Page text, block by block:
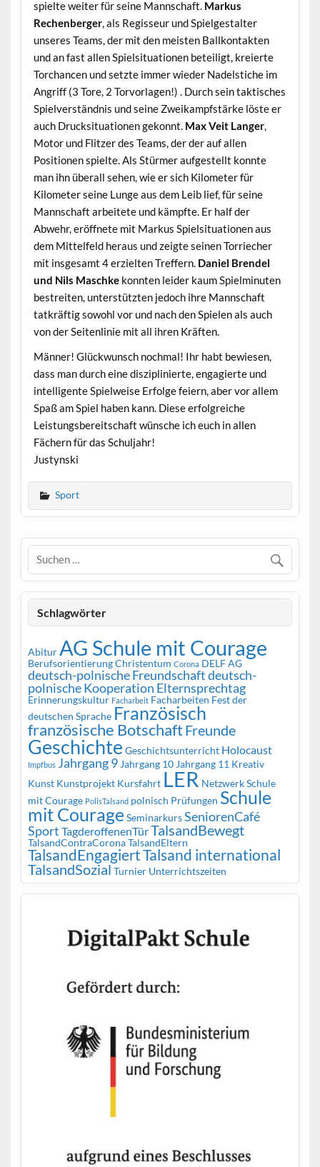
spielte weiter für seine Mannschaft. Markus
Rechenberger, als Regisseur und Spielgestalter
unseres Teams, der mit den meisten Ballkontakten
und an fast allen Spielsituationen beteiligt, kreierte
Torchancen und setzte immer wieder Nadelstiche im
Angriff (3 Tore, 2 Torvorlagen!) . Durch sein taktisches
Spielverständnis und seine Zweikampfstärke löste er
auch Drucksituationen gekonnt. Max Veit Langer,
Motor und Flitzer des Teams, der der auf allen
Positionen spielte. Als Stürmer aufgestellt konnte
man ihn überall sehen, wie er sich Kilometer für
Kilometer seine Lunge aus dem Leib lief, für seine
Mannschaft arbeitete und kämpfte. Er half der
Abwehr, eröffnete mit Markus Spielsituationen aus
dem Mittelfeld heraus und zeigte seinen Torriecher
mit insgesamt 4 erzielten Treffern. Daniel Brendel
und Nils Maschkekonnten leider kaum Spielminuten
bestreiten, unterstützten jedoch ihre Mannschaft
tatkräftig sowohl vor und nach den Spielen als auch
von der Seitenlinie mit all ihren Kräften.
Männer! Glückwunsch nochmal! Ihr habt bewiesen,
dass man durch eine disziplinierte, engagierte und
intelligente Spielweise Erfolge feiern, aber vor allem
Spaß am Spiel haben kann. Diese erfolgreiche
Leistungsbereitschaft wünsche ich euch in allen
Fächern für das Schuljahr!
Justynski
Sport
Schlagwörter
AbiturAG Schule mit Courage
BerufsorientierungChristentum Corona DELF AG
deutsch-polnische Freundschaftdeutsch-
polnische Kooperation Elternsprechtag
Erinnerungskultur Facharbeit Facharbeiten Fest der
deutschen Sprache Französisch
französische BotschaftFreunde
Geschichte Geschichtsunterricht Holocaust
Impfbus Jahrgang 9 Jahrgang 10 Jahrgang 11 Kreativ
Kunst Kunstprojekt Kursfahrt LER Netzwerk Schule
mit Courage PolisTalsand polnisch Prüfungen Schule
mit Courage SeminarkursSeniorenCafé
Sport TagderoffenenTürTalsandBewegt
TalsandContraCoronaTalsandEltern
TalsandEngagiertTalsand international
TalsandSozial Turnier Unterrichtszeiten